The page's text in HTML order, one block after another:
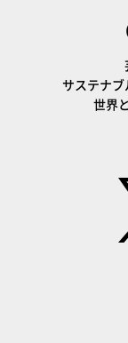
サステナブ
世界